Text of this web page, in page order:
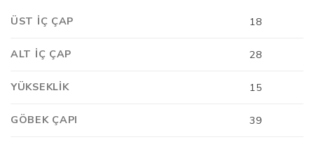
ÜST İÇ ÇAP 18
ALT İÇ ÇAP 28
YÜKSEKLIK 15
GÖBEK ÇAPI 39